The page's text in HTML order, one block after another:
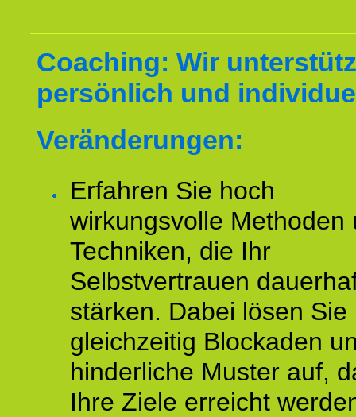
Coaching: Wir
persönlich und
Veränderungen:
Erfahren Sie hoch
wirkungsvolle Methoden
Techniken, die Ihr
Selbstvertrauen
stärken. Dabei lösen Sie
gleichzeitig Blockaden
hinderliche Muster auf,
Ihre Ziele erreicht